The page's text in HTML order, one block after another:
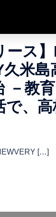
1日
ース
久米島
－教
で、高
[…]